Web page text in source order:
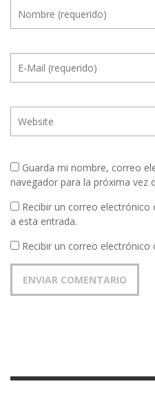
Guarda mi nombre, correo
navegador para la próxima vez
Recibir un correo
a esta entrada.
Recibir un correo electrónico